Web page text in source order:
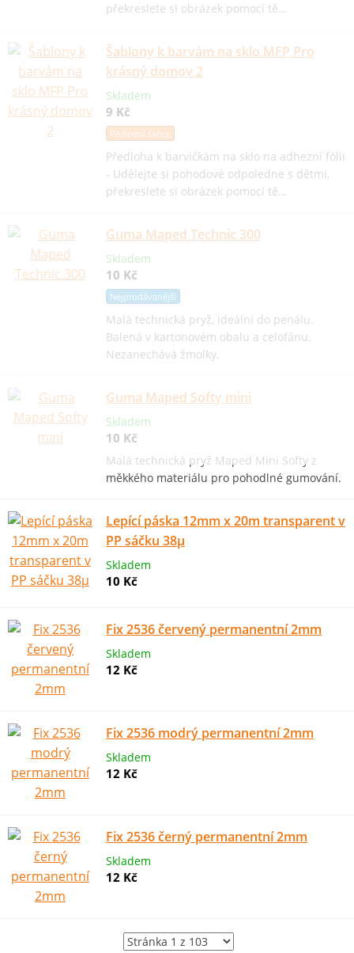
překreslete si obrázek pomocí tě…
Šablony k barvám na sklo MFP Pro
krásný domov 2
Skladem
9 Kč
Poslední šance
Předloha k barvičkám na sklo na adhezní fólii
- Udělejte si pohodové odpoledne s dětmi,
překreslete si obrázek pomocí tě…
Guma Maped Technic 300
Skladem
10 Kč
Nejprodávanější
Malá technická pryž, ideální do penálu.
Balená v kartonovém obalu a celofánu.
Nezanechává žmolky.
Guma Maped Softy mini
Skladem
10 Kč
Malá technická pryž Maped Mini Softy z
měkkého materiálu pro pohodlné gumování.
Lepící páska 12mm x 20m transparent v
PP sáčku 38µ
Skladem
10 Kč
Fix 2536 červený permanentní 2mm
Skladem
12 Kč
Fix 2536 modrý permanentní 2mm
Skladem
12 Kč
Fix 2536 černý permanentní 2mm
Skladem
12 Kč